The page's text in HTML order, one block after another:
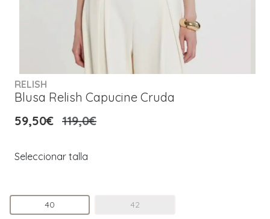
RELISH
Blusa Relish Capucine Cruda
59,50€ 119,0€
Seleccionar talla
40 42